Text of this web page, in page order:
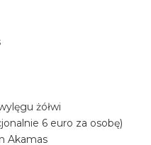
żółwi
6 euro za osobę)
Akamas